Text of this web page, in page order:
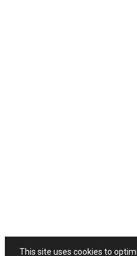
This site uses cookies to